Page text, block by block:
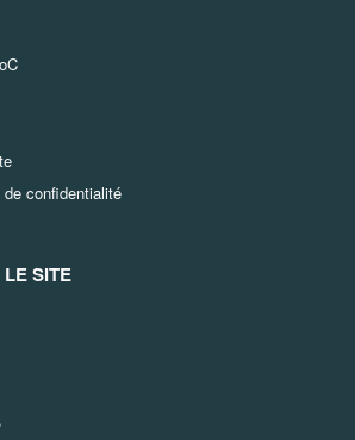
confidentialité
SITE